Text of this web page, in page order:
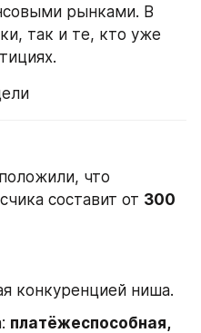
рынками. В
так и те, кто уже
что
составит от 300
конкуренцией ниша.
платёжеспособная,